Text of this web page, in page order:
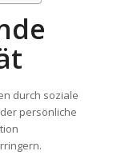
durch soziale
persönliche